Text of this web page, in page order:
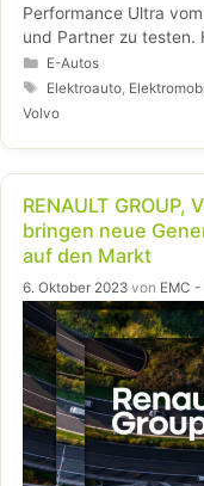
Performance Ultra
und Partner zu testen.
von diesem
Kategorien
E-Autos
Schlagwörter
Elektroauto,
Volvo
RENAULT GROUP,
bringen neue
auf den Markt
6. Oktober 2023 von EMC